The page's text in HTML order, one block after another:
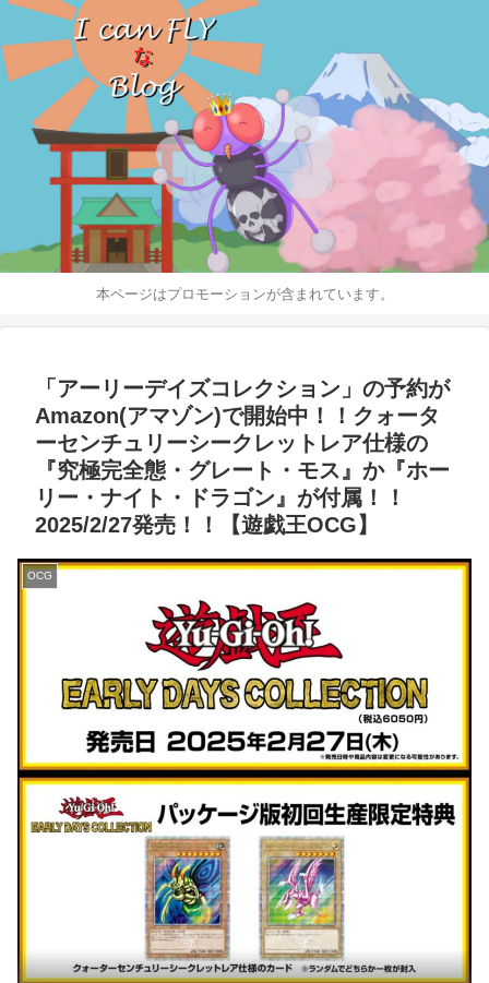
本ページはプロモーションが含まれています。
「アーリーデイズコレクション」の予約が
Amazon(アマゾン)で開始中！！クォータ
ーセンチュリーシークレットレア仕様の
『究極完全態・グレート・モス』か『ホー
リー・ナイト・ドラゴン』が付属！！
2025/2/27発売！！【遊戯王OCG】
OCG